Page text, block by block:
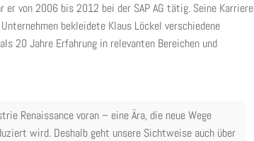
von 2006 bis 2012 bei der SAP AG tätig. Seine Karriere
bekleidete Klaus Löckel verschiedene
20 Jahre Erfahrung in relevanten Bereichen und
Renaissance voran – eine Ära, die neue Wege
wird. Deshalb geht unsere Sichtweise auch über